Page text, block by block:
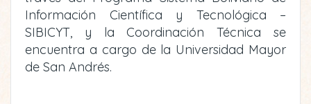
Información Científica y Tecnológica –
SIBICYT, y la Coordinación Técnica se
encuentra a cargo de la Universidad Mayor
de San Andrés.